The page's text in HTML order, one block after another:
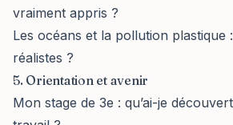
vraiment appris ?
Les océans et la pollution plastique
réalistes ?
5. Orientation et avenir
Mon stage de 3e : qu’ai-je